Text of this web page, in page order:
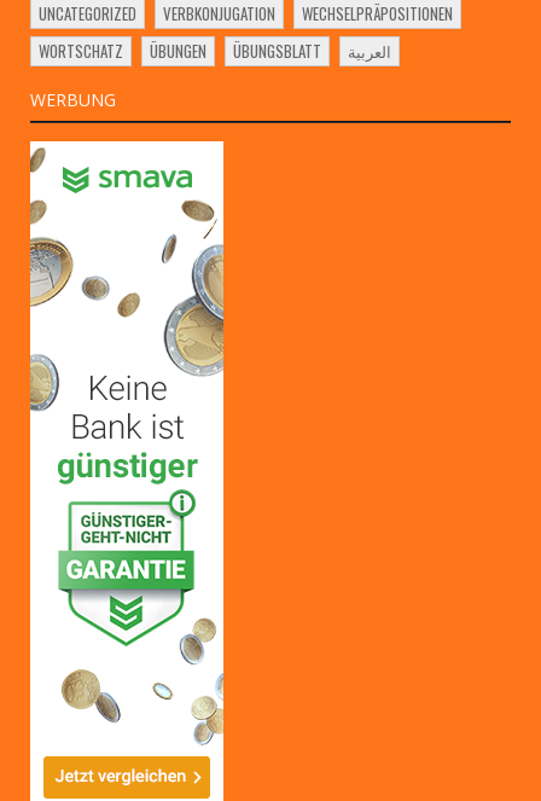
UNCATEGORIZED
VERBKONJUGATION
WECHSELPRÄPOSITIONEN
WORTSCHATZ
ÜBUNGEN ÜBUNGSBLATT العربية
WERBUNG